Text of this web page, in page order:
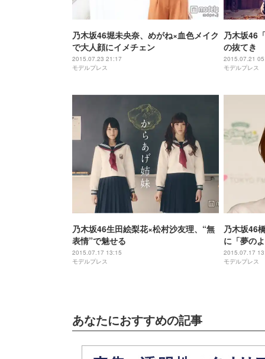
乃木坂46堀未央奈、めがね×血色メイク
で大人顔にイメチェン
2015.07.23 21:17
モデルプレス
乃木坂46
の抜てき
＜コメン
2015.07.21
モデルプレス
乃木坂46生田絵梨花×松村沙友理、“無
表情”で魅せる
2015.07.17 13:15
モデルプレス
乃木坂46
に「夢の
2015.07.17
モデルプレス
あなたにおすすめの記事